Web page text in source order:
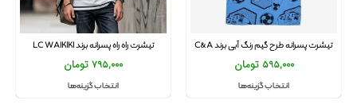
تیشرت پسرانه طرح گیم رنگ آبی برند C&A
595,000 تومان
انتخاب گزینه‌ها
تیشرت راه راه پسرانه برند LC WAIKIKI
795,000تومان
انتخاب گزینه‌ها